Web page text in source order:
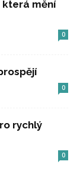
mění
0
0
rychlý
0